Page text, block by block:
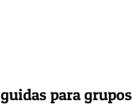
para grupos